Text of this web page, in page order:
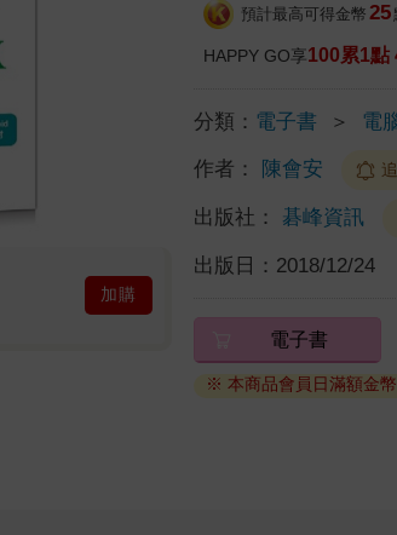
加購
預計最高可得金幣 25
HAPPY GO享100累1點
分類： 電子書 ＞ 電
作者： 陳會安
出版社： 碁峰資訊
出版日： 2018/12/24
電子書
※ 本商品會員日滿額金